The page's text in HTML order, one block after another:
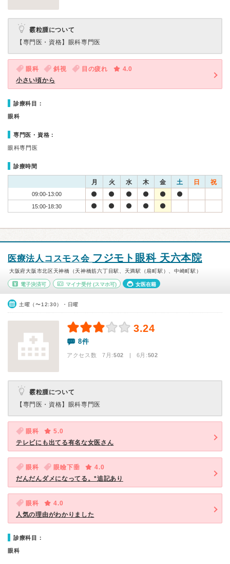
霰粒腫について
【専門医・資格】 眼科専門医
眼科 斜視 目の疲れ
4.0
小さい頃から
診療科目：
眼科
専門医・資格：
眼科専門医
診療時間
月 火 水 木 金 土 日 祝
09:00-13:00
15:00-18:30
医療法人コスモス会 フジモト眼科 天六本院
大阪府大阪市北区天神橋（天神橋筋六丁目駅、天満駅（扇町駅）、中崎町駅）
電子決済可 マイナ受付(スマホ可) 女医在籍
土曜（〜12:30）・日曜
3.24
8件
アクセス数 7月:502 | 6月:502
霰粒腫について
【専門医・資格】 眼科専門医
眼科
5.0
テレビにも出てる有名な女医さん
眼科 眼瞼下垂
4.0
だんだんダメになってる。*追記あり
眼科
4.0
人気の理由がわかりました
診療科目：
眼科